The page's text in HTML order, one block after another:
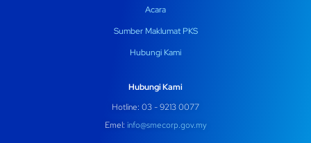
Acara
Sumber Maklumat PKS
Hubungi Kami
Hubungi Kami
Hotline: 03 - 9213 0077
Emel: info@smecorp.gov.my